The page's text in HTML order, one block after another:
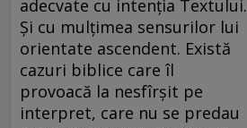
adecvate cu intenţia Textului.
Şi cu mulţimea sensurilor lui
orientate ascendent. Există
cazuri biblice care îl
provoacă la nesfîrşit pe
interpret, care nu se predau